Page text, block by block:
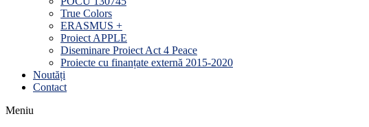
True Colors
ERASMUS +
Proiect APPLE
Diseminare Proiect Act 4 Peace
Proiecte cu finanțate externă 2015-2020
Noutăți
Contact
Meniu